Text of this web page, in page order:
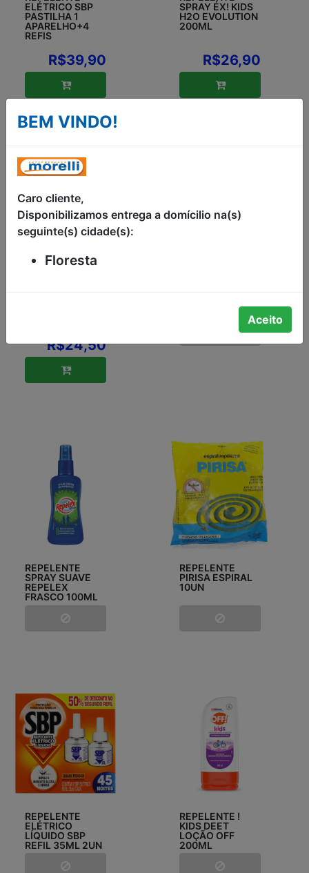
ELÉTRICO SBP
PASTILHA 1
APARELHO+4
REFIS
R$39,90
SPRAY ÉX! KIDS
H2O EVOLUTION
200ML
R$26,90
R$24,50
REPELENTE
SPRAY SUAVE
REPELEX
FRASCO 100ML
REPELENTE
PIRISA ESPIRAL
10UN
REPELENTE
ELÉTRICO
LÍQUIDO SBP
REFIL 35ML 2UN
REPELENTE !
KIDS DEET
LOÇÃO OFF
200ML
BEM VINDO!
Caro cliente,
Disponibilizamos entrega a domícilio na(s)
seguinte(s) cidade(s):
Floresta
Aceito